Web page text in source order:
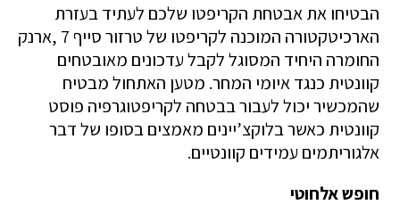
הבטיחו את אבטחת הקריפטו שלכם לעתיד בעזרת
הארכיטקטורה המוכנה לקריפטו של טרזור סייף 7 ,ארנק
החומרה היחיד המסוגל לקבל עדכונים מאובטחים
קוונטית כנגד איומי המחר. מטען האתחול מבטיח
שהמכשיר יכול לעבור בבטחה לקריפטוגרפיה פוסט
קוונטית כאשר בלוקצ’יינים מאמצים בסופו של דבר
אלגוריתמים עמידים קוונטיים.
חופש אלחוטי